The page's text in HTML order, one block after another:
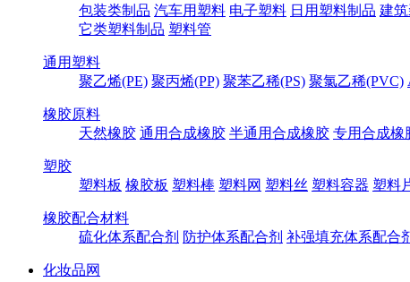
包装类制品 汽车用塑料 电子塑料 日用塑料制品 建
它类塑料制品 塑料管
通用塑料
聚乙烯(PE) 聚丙烯(PP) 聚苯乙稀(PS) 聚氯乙稀(PVC)
橡胶原料
天然橡胶 通用合成橡胶 半通用合成橡胶 专用合成橡
塑胶
塑料板 橡胶板 塑料棒 塑料网 塑料丝 塑料容器 塑料
橡胶配合材料
硫化体系配合剂 防护体系配合剂 补强填充体系配合
化妆品网